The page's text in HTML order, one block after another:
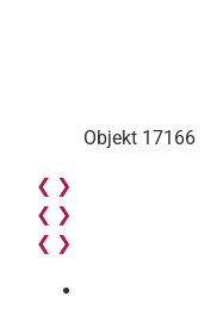
Objekt 17166
❮ ❯
❮ ❯
❮ ❯